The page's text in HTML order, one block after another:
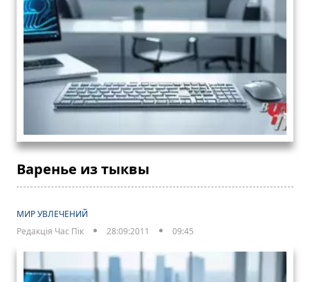
Варенье из тыквы
МИР УВЛЕЧЕНИЙ
Редакція Час Пік
28:09:2011 09:45